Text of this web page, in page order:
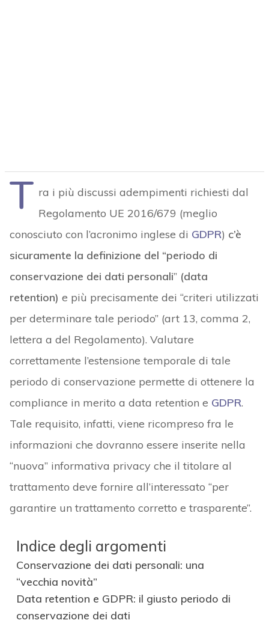
T ra i più discussi adempimenti richiesti dal
Regolamento UE 2016/679 (meglio
conosciuto con l’acronimo inglese di GDPR) c’è
sicuramente la definizione del “periodo di
conservazione dei dati personali” (data
retention) e più precisamente dei “criteri utilizzati
per determinare tale periodo” (art 13, comma 2,
lettera a del Regolamento). Valutare
correttamente l’estensione temporale di tale
periodo di conservazione permette di ottenere la
compliance in merito a data retention e GDPR.
Tale requisito, infatti, viene ricompreso fra le
informazioni che dovranno essere inserite nella
“nuova” informativa privacy che il titolare al
trattamento deve fornire all’interessato “per
garantire un trattamento corretto e trasparente”.
Indice degli argomenti
Conservazione dei dati personali: una
“vecchia novità”
Data retention e GDPR: il giusto periodo di
conservazione dei dati